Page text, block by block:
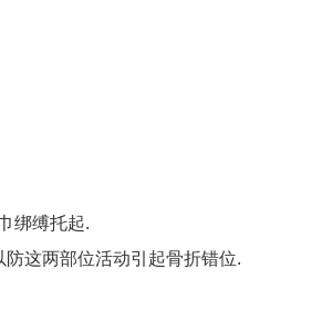
绑缚托起.
这两部位活动引起骨折错位.